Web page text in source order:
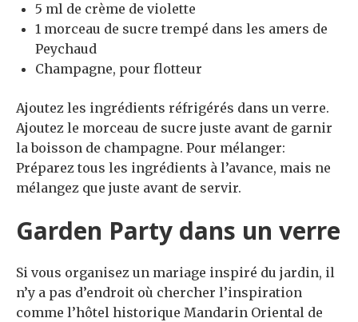
5 ml de crème de violette
1 morceau de sucre trempé dans les amers de
Peychaud
Champagne, pour flotteur
Ajoutez les ingrédients réfrigérés dans un verre.
Ajoutez le morceau de sucre juste avant de garnir
la boisson de champagne. Pour mélanger:
Préparez tous les ingrédients à l’avance, mais ne
mélangez que juste avant de servir.
Garden Party dans un verre
Si vous organisez un mariage inspiré du jardin, il
n’y a pas d’endroit où chercher l’inspiration
comme l’hôtel historique Mandarin Oriental de